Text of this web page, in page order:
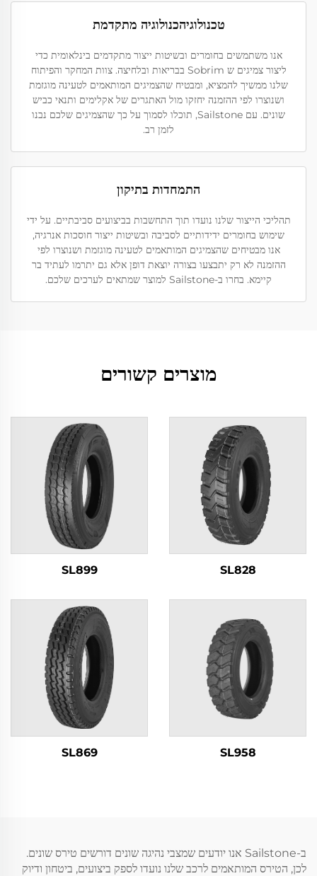
טכנולוגיהכנולוגיה מתקדמת
אנו משתמשים בחומרים ובשיטות ייצור מתקדמים בינלאומית כדי
ליצור צמיגים ש Sobrim בבריאות ובלחיצה. צוות המחקר והפיתוח
שלנו ממשיך להמציא, ומבטיח שהצמיגים המותאמים לטעינה מוגזמת
ושנוצרו לפי ההזמנה יחזקו מול האתגרים של אקלימים ותנאי כביש
שונים. עם Sailstone, תוכלו לסמוך על כך שהצמיגים שלכם נבנו
לזמן רב.
התמחדות בתיקון
תהליכי הייצור שלנו נועדו תוך התחשבות בביצועים סביבתיים. על ידי
שימוש בחומרים ידידותיים לסביבה ובשיטות ייצור חוסכות אנרגיה,
אנו מבטיחים שהצמיגים המותאמים לטעינה מוגזמת ושנוצרו לפי
ההזמנה לא רק יתבצעו בצורה יוצאת דופן אלא גם יתרמו לעתיד בר
קיימא. בחרו ב-Sailstone למוצר שמתאים לערכים שלכם.
מוצרים קשורים
SL828
SL899
SL958
SL869
ב-Sailstone אנו יודעים שמצבי נהיגה שונים דורשים טירס שונים.
לכן, הטירס המותאמים לרכב שלנו נועדו לספק ביצועים, ביטחון ודיוק